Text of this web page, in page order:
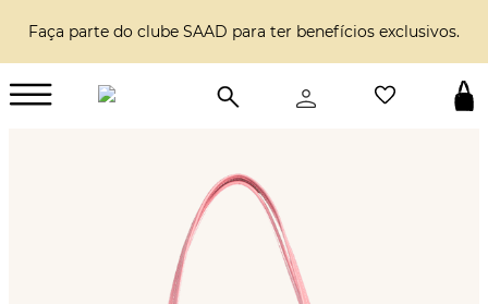
Faça parte do clube SAAD para ter benefícios exclusivos.